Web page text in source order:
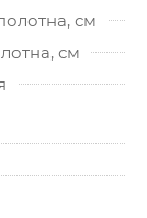
см
см